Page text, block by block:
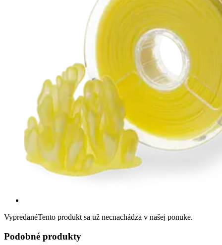
VypredanéTento produkt sa už necnachádza v našej ponuke.
Podobné produkty